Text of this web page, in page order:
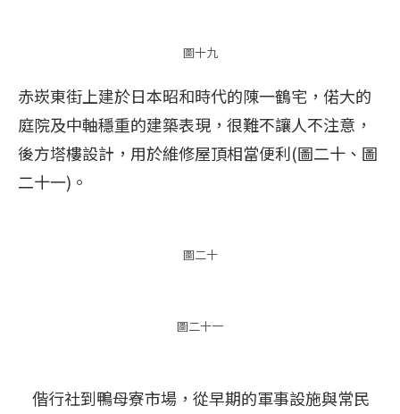
圖十九
赤崁東街上建於日本昭和時代的陳一鶴宅，偌大的
庭院及中軸穩重的建築表現，很難不讓人不注意，
後方塔樓設計，用於維修屋頂相當便利(圖二十、圖
二十一)。
圖二十
圖二十一
偕行社到鴨母寮市場，從早期的軍事設施與常民